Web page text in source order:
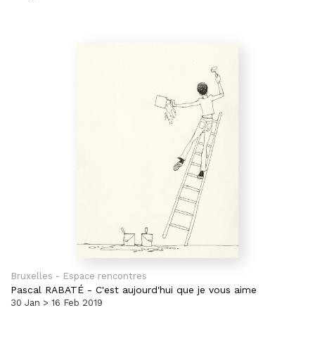
Bruxelles - Espace rencontres
Pascal RABATÉ - C'est aujourd'hui que je vous aime
30 Jan > 16 Feb 2019